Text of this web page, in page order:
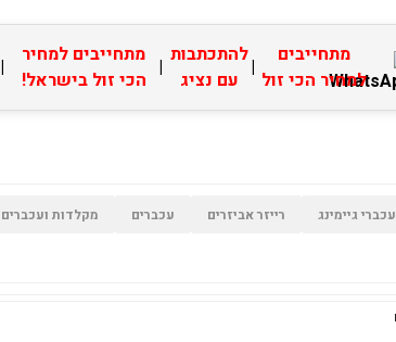
מתחייבים
למחיר הכי זול |להתכתבות
עם נציג
| מתחייבים למחיר
הכי זול בישראל!
|
עכברי גיימינג רייזר אביזרים עכברים
מקלדות ועכברים